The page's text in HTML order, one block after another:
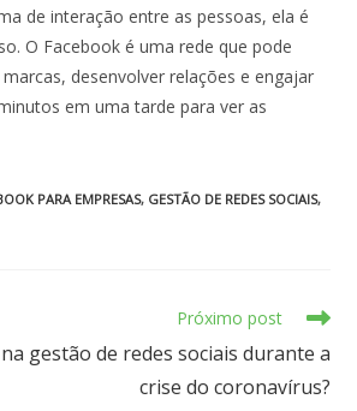
de interação entre as pessoas, ela é
O Facebook é uma rede que pode
desenvolver relações e engajar
em uma tarde para ver as
PARA EMPRESAS, GESTÃO DE REDES SOCIAIS,
Próximo post
gestão de redes sociais durante a
crise do coronavírus?